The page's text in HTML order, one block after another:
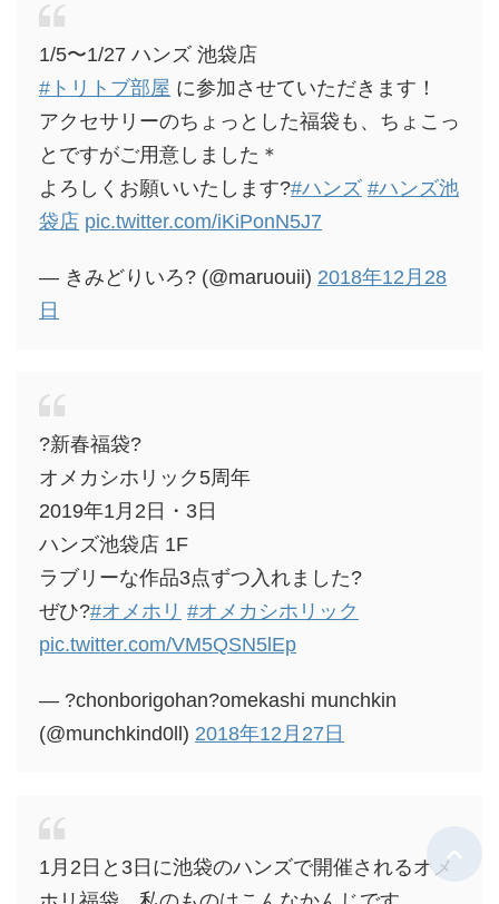
1/5〜1/27 ハンズ 池袋店
#トリトブ部屋 に参加させていただきます！
アクセサリーのちょっとした福袋も、ちょこっ
とですがご用意しました＊
よろしくお願いいたします?#ハンズ #ハンズ池
袋店 pic.twitter.com/iKiPonN5J7
— きみどりいろ? (@maruouii) 2018年12月28
日
?新春福袋?
オメカシホリック5周年
2019年1月2日・3日
ハンズ池袋店 1F
ラブリーな作品3点ずつ入れました?
ぜひ?#オメホリ #オメカシホリック
pic.twitter.com/VM5QSN5lEp
— ?chonborigohan?omekashi munchkin
(@munchkind0ll) 2018年12月27日
1月2日と3日に池袋のハンズで開催されるオメ